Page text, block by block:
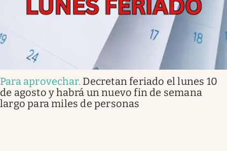
Para aprovechar. Decretan feriado el lunes 10
de agosto y habrá un nuevo fin de semana
largo para miles de personas